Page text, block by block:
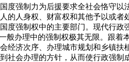
强制力为后援要求全社会恪守以
的人身权、财富权和其他予以或者
度强制权中的主要部门。现代行政
办理中的强制权极其无限。跟着
济次序、办理城市规划和乡镇扶
会办理的方针，从而使行政强制